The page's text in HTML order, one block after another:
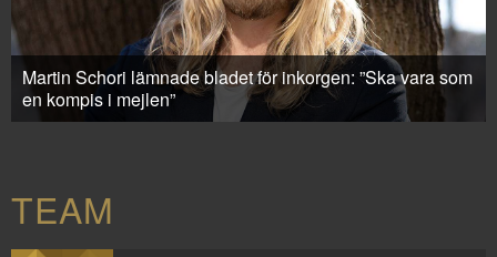
Martin Schori lämnade bladet för inkorgen: ”Ska vara som
en kompis i mejlen”
TEAM